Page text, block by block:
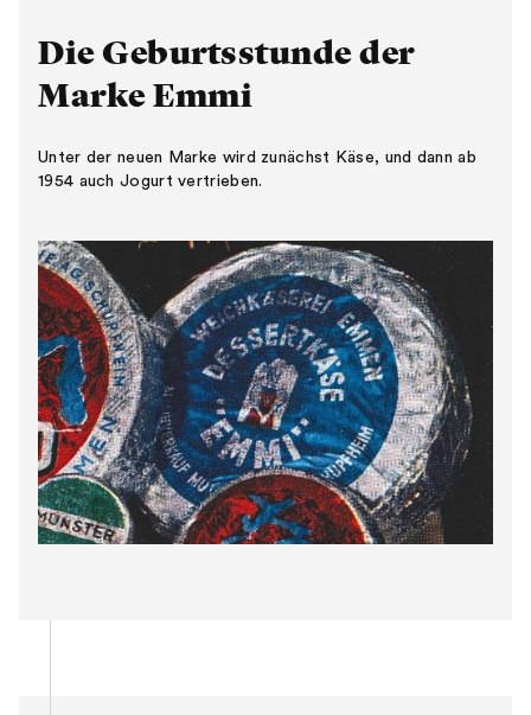
Die Geburtsstunde der
Marke Emmi
Unter der neuen Marke wird zunächst Käse, und dann ab
1954 auch Jogurt vertrieben.